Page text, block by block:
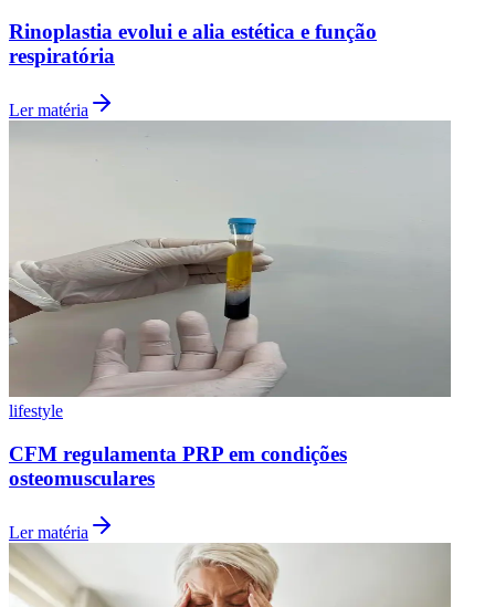
Rinoplastia evolui e alia estética e função
respiratória
Ler matéria
lifestyle
CFM regulamenta PRP em condições
osteomusculares
Ler matéria